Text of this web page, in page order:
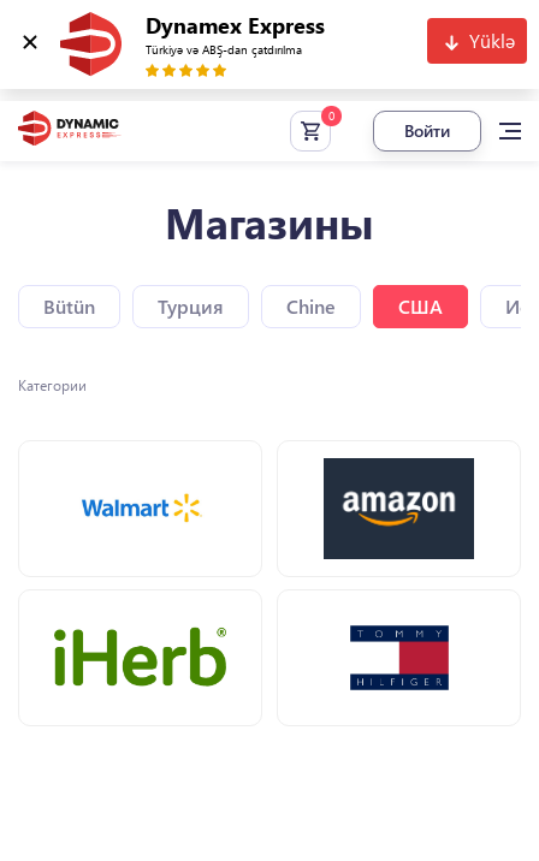
Dynamex Express
Türkiyə və ABŞ-dan çatdırılma Yüklə
Войти
Магазины
Bütün Турция Chine США
Категории